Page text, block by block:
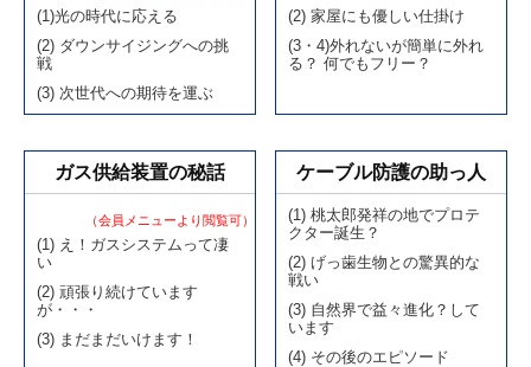
(1)光の時代に応える
(2) ダウンサイジングへの挑
戦
(3) 次世代への期待を運ぶ
(2) 家屋にも優しい仕掛け
(3・4)外れないが簡単に外れ
る？ 何でもフリー？
ガス供給装置の秘話
（会員メニューより閲覧可）
(1) え！ガスシステムって凄
い
(2) 頑張り続けています
が・・・
(3) まだまだいけます！
ケーブル防護の助っ人
(1) 桃太郎発祥の地でプロテ
クター誕生？
(2) げっ歯生物との驚異的な
戦い
(3) 自然界で益々進化？して
います
(4) その後のエピソード